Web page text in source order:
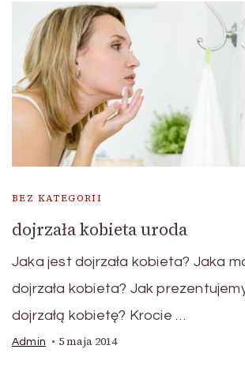
BEZ KATEGORII
dojrzała kobieta uroda
Jaka jest dojrzała kobieta? Jaka
dojrzała kobieta? Jak
dojrzałą kobietę? Krocie …
Admin 5 maja 2014